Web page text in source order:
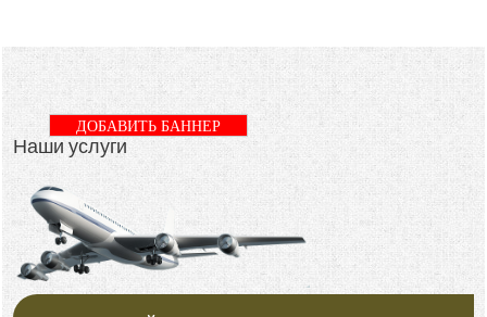
Наши услуги
ДОБАВИТЬ БАННЕР